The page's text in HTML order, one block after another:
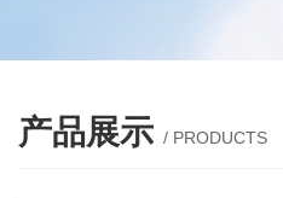
产品展示 / PRODUCTS